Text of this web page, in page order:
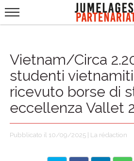
Vietnam/Circa
studenti
ricevuto borse di
eccellenza Vallet
Pubblicato il 10/09/2025 | La rédaction